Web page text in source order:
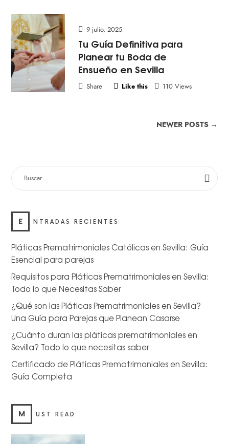
9 julio, 2025
Tu Guía Definitiva para
Planear tu Boda de
Ensueño en Sevilla
Share Like this 110 Views
NEWER POSTS →
E NTRADAS RECIENTES
Pláticas Prematrimoniales Católicas en Sevilla: Guía
Esencial para parejas
Requisitos para Pláticas Prematrimoniales en Sevilla:
Todo lo que Necesitas Saber
¿Qué son las Pláticas Prematrimoniales en Sevilla?
Una Guía para Parejas que Planean Casarse
¿Cuánto duran las pláticas prematrimoniales en
Sevilla? Todo lo que necesitas saber
Certificado de Pláticas Prematrimoniales en Sevilla:
Guía Completa
M UST READ